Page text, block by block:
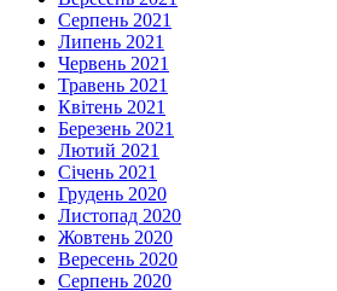
Серпень 2021
Липень 2021
Червень 2021
Травень 2021
Квітень 2021
Березень 2021
Лютий 2021
Січень 2021
Грудень 2020
Листопад 2020
Жовтень 2020
Вересень 2020
Серпень 2020